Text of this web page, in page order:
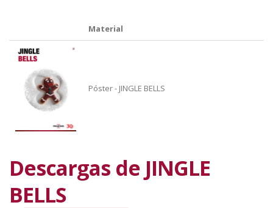
Material
Póster - JINGLE BELLS
Descargas de JINGLE
BELLS